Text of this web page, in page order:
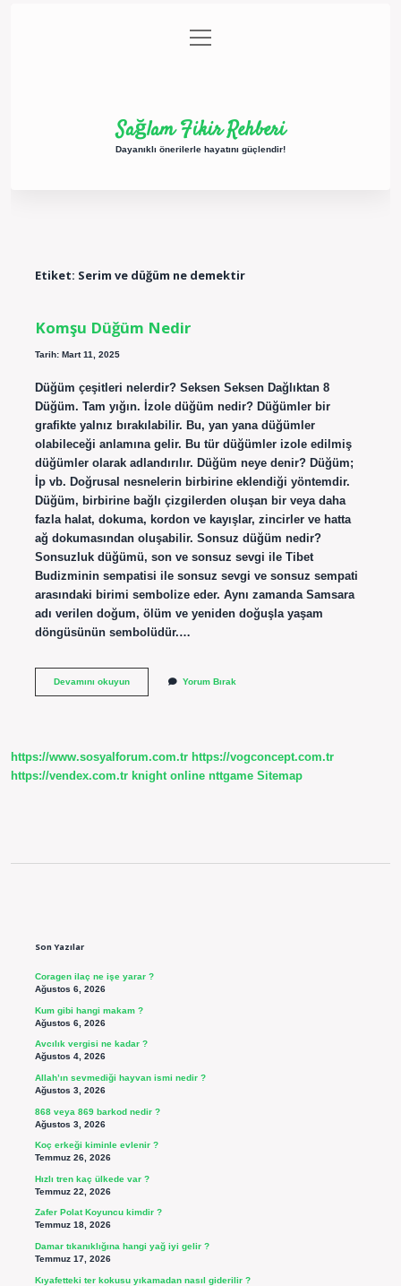
Gizlilik Politikası
menüyü
aç
Sağlam Fikir Rehberi
Dayanıklı önerilerle hayatını güçlendir!
Etiket: Serim ve düğüm ne demektir
Komşu Düğüm Nedir
Tarih: Mart 11, 2025
Düğüm çeşitleri nelerdir? Seksen Seksen Dağlıktan 8
Düğüm. Tam yığın. İzole düğüm nedir? Düğümler bir
grafikte yalnız bırakılabilir. Bu, yan yana düğümler
olabileceği anlamına gelir. Bu tür düğümler izole edilmiş
düğümler olarak adlandırılır. Düğüm neye denir? Düğüm;
İp vb. Doğrusal nesnelerin birbirine eklendiği yöntemdir.
Düğüm, birbirine bağlı çizgilerden oluşan bir veya daha
fazla halat, dokuma, kordon ve kayışlar, zincirler ve hatta
ağ dokumasından oluşabilir. Sonsuz düğüm nedir?
Sonsuzluk düğümü, son ve sonsuz sevgi ile Tibet
Budizminin sempatisi ile sonsuz sevgi ve sonsuz sempati
arasındaki birimi sembolize eder. Aynı zamanda Samsara
adı verilen doğum, ölüm ve yeniden doğuşla yaşam
döngüsünün sembolüdür.…
Devamını okuyunKomşu
Yorum Bırak
https://www.sosyalforum.com.tr https://vogconcept.com.tr
https://vendex.com.tr knight online nttgame Sitemap
Son Yazılar
Coragen ilaç ne işe yarar ?
Ağustos 6, 2026
Kum gibi hangi makam ?
Ağustos 6, 2026
Avcılık vergisi ne kadar ?
Ağustos 4, 2026
Allah’ın sevmediği hayvan ismi nedir ?
Ağustos 3, 2026
868 veya 869 barkod nedir ?
Ağustos 3, 2026
Koç erkeği kiminle evlenir ?
Temmuz 26, 2026
Hızlı tren kaç ülkede var ?
Temmuz 22, 2026
Zafer Polat Koyuncu kimdir ?
Temmuz 18, 2026
Damar tıkanıklığına hangi yağ iyi gelir ?
Temmuz 17, 2026
Kıyafetteki ter kokusu yıkamadan nasıl giderilir ?